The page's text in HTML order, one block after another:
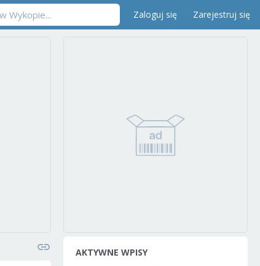
Zaloguj się Zarejestruj się
AKTYWNE WPISY